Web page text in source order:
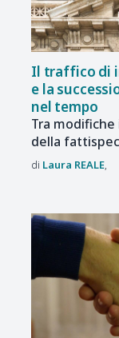
Il traffico di
e la
nel tempo
Tra
della
Laura REALE